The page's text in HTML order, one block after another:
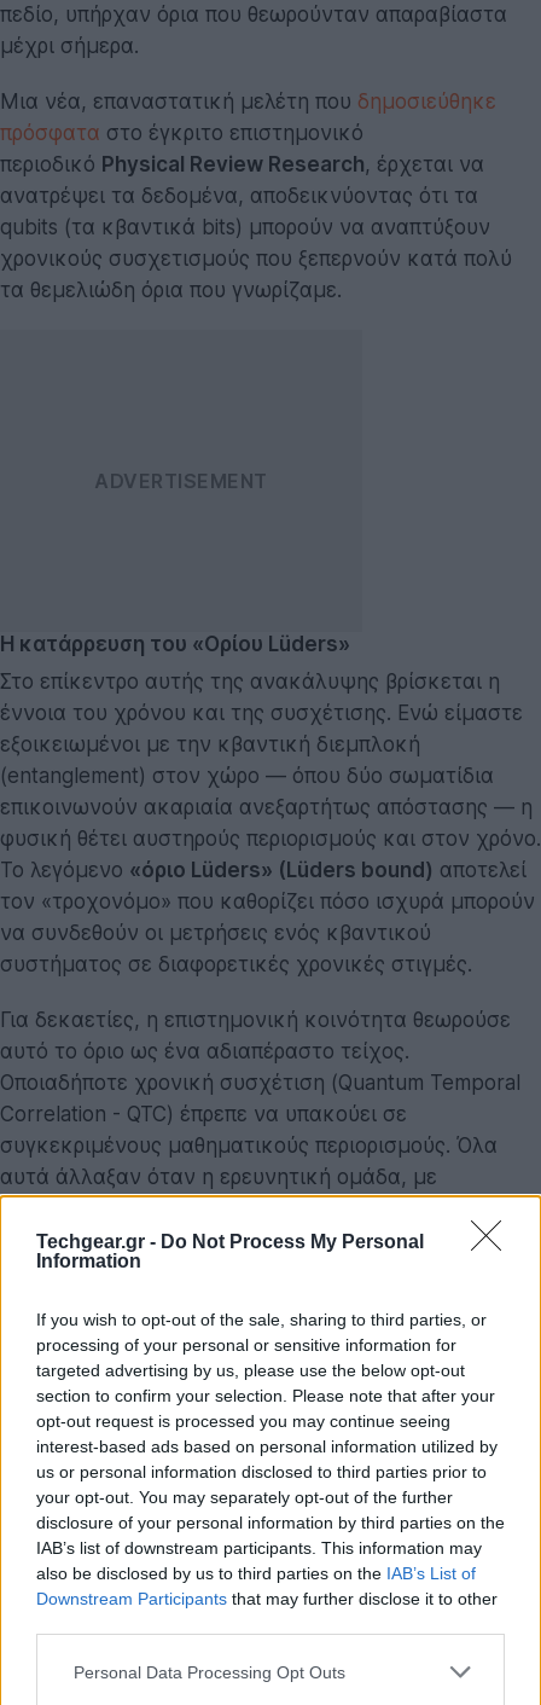
Techgear.gr - Do Not Process My Personal
Information
If you wish to opt-out of the sale, sharing to third parties, or
processing of your personal or sensitive information for
targeted advertising by us, please use the below opt-out
section to confirm your selection. Please note that after your
opt-out request is processed you may continue seeing
interest-based ads based on personal information utilized by
us or personal information disclosed to third parties prior to
your opt-out. You may separately opt-out of the further
disclosure of your personal information by third parties on the
IAB’s list of downstream participants. This information may
also be disclosed by us to third parties on the IAB’s List of
Downstream Participants that may further disclose it to other
Please note that this website/app uses one or more Google
Personal Data Processing Opt Outs
πεδίο, υπήρχαν όρια που θεωρούνταν απαραβίαστα
μέχρι σήμερα.
Μια νέα, επαναστατική μελέτη που δημοσιεύθηκε
πρόσφατα στο έγκριτο επιστημονικό
περιοδικό Physical Review Research, έρχεται να
ανατρέψει τα δεδομένα, αποδεικνύοντας ότι τα
qubits (τα κβαντικά bits) μπορούν να αναπτύξουν
χρονικούς συσχετισμούς που ξεπερνούν κατά πολύ
τα θεμελιώδη όρια που γνωρίζαμε.
Η κατάρρευση του «Ορίου Lüders»
Στο επίκεντρο αυτής της ανακάλυψης βρίσκεται η
έννοια του χρόνου και της συσχέτισης. Ενώ είμαστε
εξοικειωμένοι με την κβαντική διεμπλοκή
(entanglement) στον χώρο — όπου δύο σωματίδια
επικοινωνούν ακαριαία ανεξαρτήτως απόστασης — η
φυσική θέτει αυστηρούς περιορισμούς και στον χρόνο.
Το λεγόμενο «όριο Lüders» (Lüders bound) αποτελεί
τον «τροχονόμο» που καθορίζει πόσο ισχυρά μπορούν
να συνδεθούν οι μετρήσεις ενός κβαντικού
συστήματος σε διαφορετικές χρονικές στιγμές.
Για δεκαετίες, η επιστημονική κοινότητα θεωρούσε
αυτό το όριο ως ένα αδιαπέραστο τείχος.
Οποιαδήποτε χρονική συσχέτιση (Quantum Temporal
Correlation - QTC) έπρεπε να υπακούει σε
συγκεκριμένους μαθηματικούς περιορισμούς. Όλα
αυτά άλλαξαν όταν η ερευνητική ομάδα, με
επικεφαλής τον
πειραματιστεί με μια εξωτική μορφή συμμετρίας.
Οι ερευνητές δεν χρησιμοποίησαν ένα συμβατικό
κβαντικό σύστημα. Αντίθετα, στράφηκαν σε
έναμεμονωμένο ιόν παγιδευμένο σε συνθήκες
συμμετρίας Ομοτιμίας-Χρόνου (PT-symmetry)
Πρόκειται για μια έννοια που προέρχεται από τη μη-
Ερμιτιανή κβαντομηχανική, όπου τα συστήματα δεν
είναι απομονωμένα αλλά ανταλλάσσουν ενέργεια με
το περιβάλλον τους με έναν απόλυτα ισορροπημένο
τρόπο (κέρδος και απώλεια ενέργειας σε αρμονία).
Σε αυτό το περιβάλλον, το ιόν συμπεριφέρθηκε με
τρόπο που εξέπληξε τους φυσικούς. Οι μετρήσεις